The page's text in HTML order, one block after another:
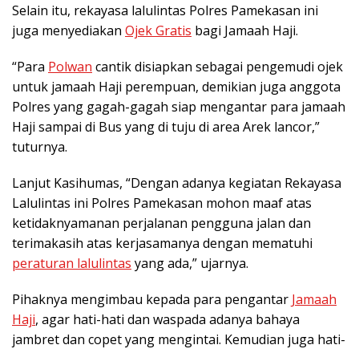
Selain itu, rekayasa lalulintas Polres Pamekasan ini
juga menyediakan Ojek Gratis bagi Jamaah Haji.
“Para Polwan cantik disiapkan sebagai pengemudi ojek
untuk jamaah Haji perempuan, demikian juga anggota
Polres yang gagah-gagah siap mengantar para jamaah
Haji sampai di Bus yang di tuju di area Arek lancor,”
tuturnya.
Lanjut Kasihumas, “Dengan adanya kegiatan Rekayasa
Lalulintas ini Polres Pamekasan mohon maaf atas
ketidaknyamanan perjalanan pengguna jalan dan
terimakasih atas kerjasamanya dengan mematuhi
peraturan lalulintas yang ada,” ujarnya.
Pihaknya mengimbau kepada para pengantar Jamaah
Haji, agar hati-hati dan waspada adanya bahaya
jambret dan copet yang mengintai. Kemudian juga hati-